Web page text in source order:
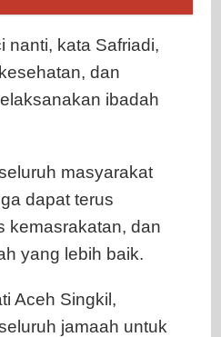
nanti, kata Safriadi,
dan
ibadah
masyarakat
dapat terus
kemasrakatan, dan
yang lebih baik.
Aceh Singkil,
jamaah untuk